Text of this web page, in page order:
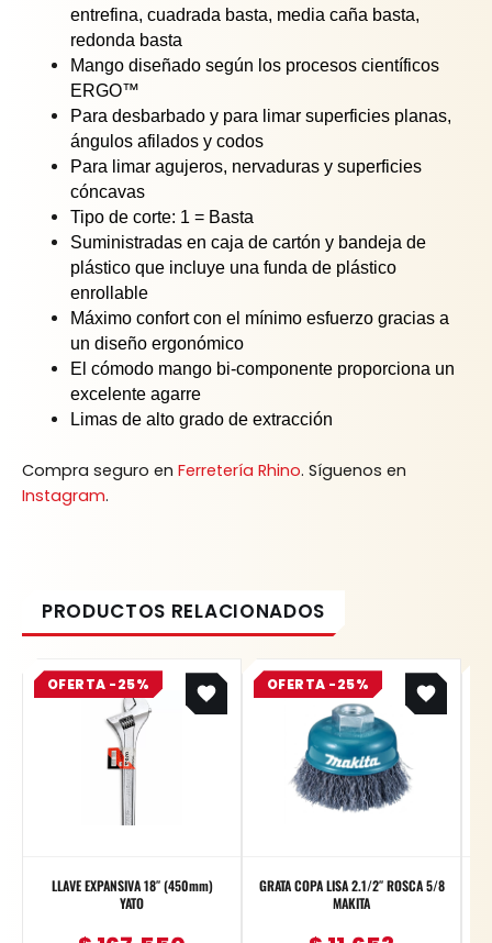
entrefina, cuadrada basta, media caña basta,
redonda basta
Mango diseñado según los procesos científicos
ERGO™
Para desbarbado y para limar superficies planas,
ángulos afilados y codos
Para limar agujeros, nervaduras y superficies
cóncavas
Tipo de corte: 1 = Basta
Suministradas en caja de cartón y bandeja de
plástico que incluye una funda de plástico
enrollable
Máximo confort con el mínimo esfuerzo gracias a
un diseño ergonómico
El cómodo mango bi-componente proporciona un
excelente agarre
Limas de alto grado de extracción
Compra seguro en Ferretería Rhino. Síguenos en
Instagram.
OFERTA -25%
LLAVE EXPANSIVA 18″ (450mm)
YATO
Original
price
was:
$ 223.400.
Current
price
is:
$ 167.550.
OFERTA -25%
GRATA COPA LISA 2.1/2″ ROSCA 5/8
MAKITA
Original
price
was:
$ 15.537.
Current
price
is:
$ 11.653.